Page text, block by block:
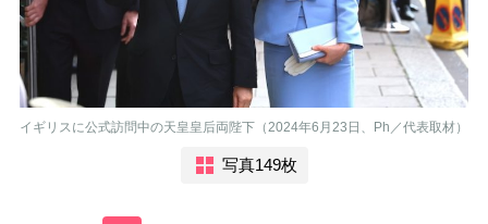
イギリスに公式訪問中の天皇皇后両陛下（2024年6月23日、Ph／代表取材）
写真149枚